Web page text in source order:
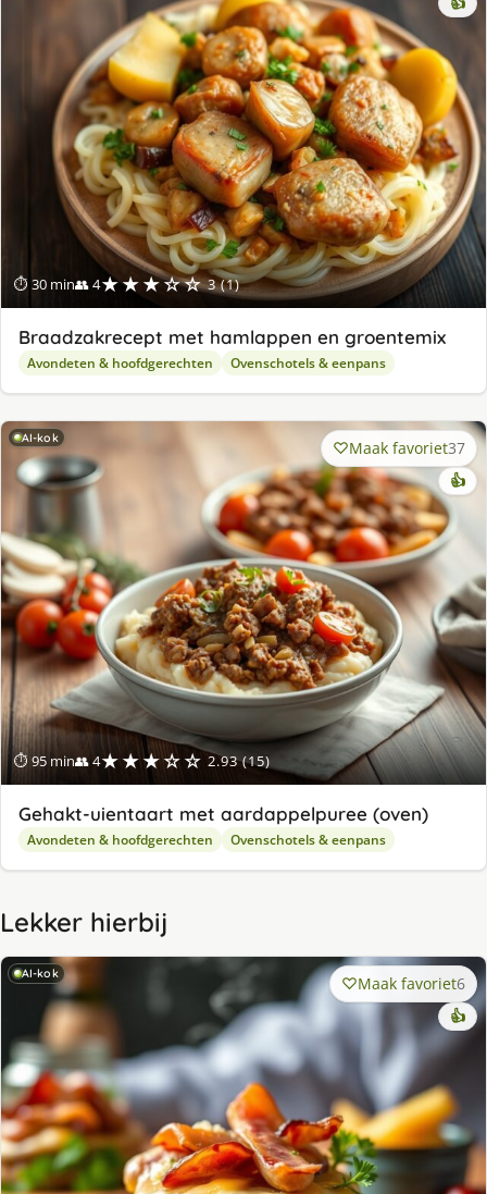
⏱ 30 min👥 4★★★☆☆ 3 (1)
Braadzakrecept met hamlappen en groentemix
Avondeten & hoofdgerechten Ovenschotels & eenpans
AI-kok
⏱ 95 min👥 4★★★☆☆ 2.93 (15)
Maak favoriet37
👍
Gehakt-uientaart met aardappelpuree (oven)
Avondeten & hoofdgerechten Ovenschotels & eenpans
Lekker hierbij
AI-kok Maak favoriet6
👍